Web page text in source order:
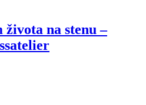
na stenu –